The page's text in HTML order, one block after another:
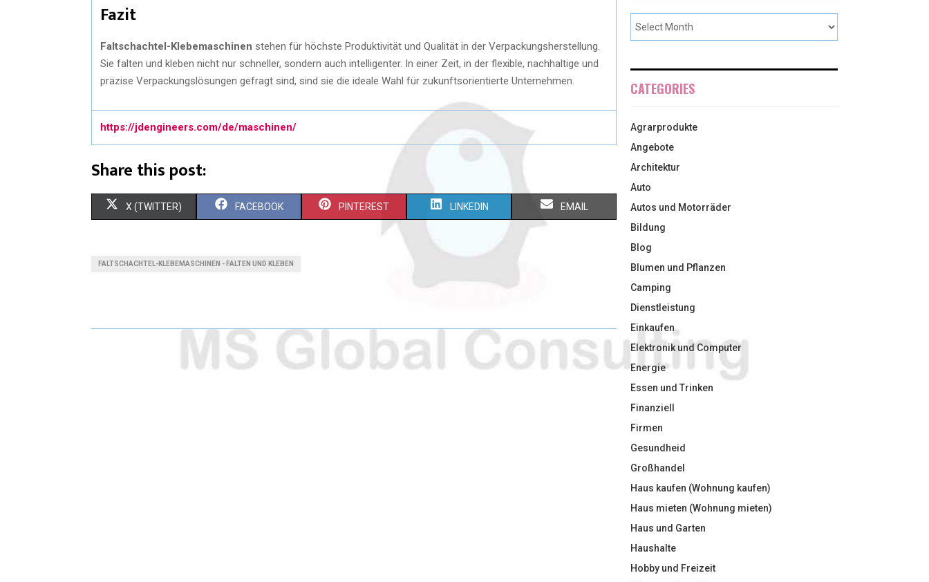
Fazit
Faltschachtel-Klebemaschinen stehen für höchste Produktivität und Qualität in der Verpackungsherstellung.
Sie falten und kleben nicht nur schneller, sondern auch intelligenter. In einer Zeit, in der flexible, nachhaltige und
präzise Verpackungslösungen gefragt sind, sind sie die ideale Wahl für zukunftsorientierte Unternehmen.
https://jdengineers.com/de/maschinen/
Share this post:
X (TWITTER) FACEBOOK PINTEREST LINKEDIN EMAIL
FALTSCHACHTEL-KLEBEMASCHINEN - FALTEN UND KLEBEN
CATEGORIES
Agrarprodukte
Angebote
Architektur
Auto
Autos und Motorräder
Bildung
Blog
Blumen und Pflanzen
Camping
Dienstleistung
Einkaufen
Elektronik und Computer
Energie
Essen und Trinken
Finanziell
Firmen
Gesundheid
Großhandel
Haus kaufen (Wohnung kaufen)
Haus mieten (Wohnung mieten)
Haus und Garten
Haushalte
Hobby und Freizeit